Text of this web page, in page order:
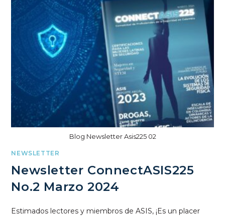
Blog Newsletter Asis225 02
NEWSLETTER
Newsletter ConnectASIS225
No.2 Marzo 2024
Estimados lectores y miembros de ASIS, ¡Es un placer